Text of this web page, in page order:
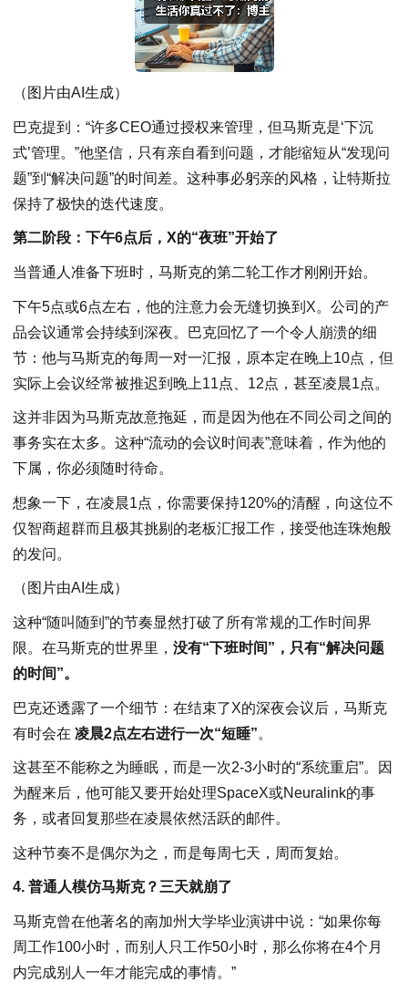
（图片由AI生成）
巴克提到：“许多CEO通过授权来管理，但马斯克是‘下沉
式’管理。”他坚信，只有亲自看到问题，才能缩短从“发现问
题”到“解决问题”的时间差。这种事必躬亲的风格，让特斯拉
保持了极快的迭代速度。
第二阶段：下午6点后，X的“夜班”开始了
当普通人准备下班时，马斯克的第二轮工作才刚刚开始。
下午5点或6点左右，他的注意力会无缝切换到X。公司的产
品会议通常会持续到深夜。巴克回忆了一个令人崩溃的细
节：他与马斯克的每周一对一汇报，原本定在晚上10点，但
实际上会议经常被推迟到晚上11点、12点，甚至凌晨1点。
这并非因为马斯克故意拖延，而是因为他在不同公司之间的
事务实在太多。这种“流动的会议时间表”意味着，作为他的
下属，你必须随时待命。
想象一下，在凌晨1点，你需要保持120%的清醒，向这位不
仅智商超群而且极其挑剔的老板汇报工作，接受他连珠炮般
的发问。
（图片由AI生成）
这种“随叫随到”的节奏显然打破了所有常规的工作时间界
限。在马斯克的世界里， 没有“下班时间”，只有“解决问题
的时间”。
巴克还透露了一个细节：在结束了X的深夜会议后，马斯克
有时会在 凌晨2点左右进行一次“短睡”。
这甚至不能称之为睡眠，而是一次2-3小时的“系统重启”。因
为醒来后，他可能又要开始处理SpaceX或Neuralink的事
务，或者回复那些在凌晨依然活跃的邮件。
这种节奏不是偶尔为之，而是每周七天，周而复始。
4. 普通人模仿马斯克？三天就崩了
马斯克曾在他著名的南加州大学毕业演讲中说：“如果你每
周工作100小时，而别人只工作50小时，那么你将在4个月
内完成别人一年才能完成的事情。”